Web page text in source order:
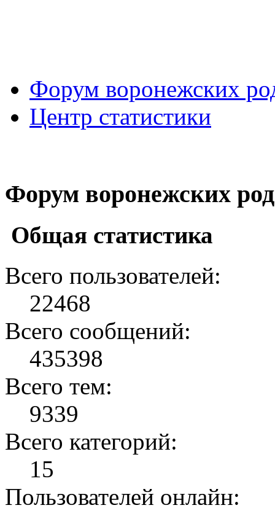
Форум воронежских
Центр статистики
Форум воронежских
Общая статистика
Всего пользователей:
22468
Всего сообщений:
435398
Всего тем:
9339
Всего категорий:
15
Пользователей онлайн: